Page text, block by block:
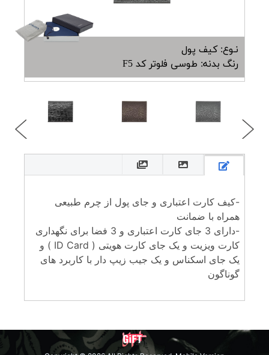
نـوع: کیف پول
رنگ بدنه: طوسی فلوتر کد F5
-کیف کارت اعتباری و جای پول از چرم طبیعی
همراه با ضمانت
-دارای 3 جای کارت اعتباری و 3 فضا برای نگهداری
کارت ویزیت و یک جای کارت هویتی ( ID Card ) و
یک جای اسکناس و یک جیب زیپ دار با کاربرد های
گوناگون